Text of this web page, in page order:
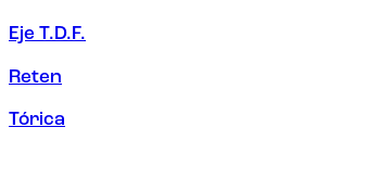
Eje T.D.F.
Reten
Tórica